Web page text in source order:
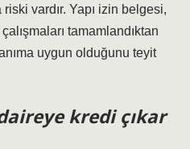
vardır. Yapı izin belgesi,
tamamlandıktan
uygun olduğunu teyit
kredi çıkar